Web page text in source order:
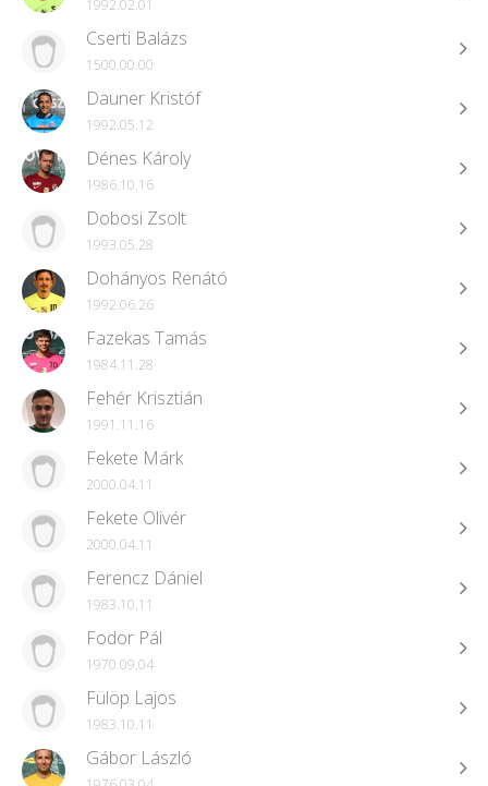
1992.02.01
Cserti Balázs
1500.00.00
Dauner Kristóf
1992.05.12
Dénes Károly
1986.10.16
Dobosi Zsolt
1993.05.28
Dohányos Renátó
1992.06.26
Fazekas Tamás
1984.11.28
Fehér Krisztián
1991.11.16
Fekete Márk
2000.04.11
Fekete Olivér
2000.04.11
Ferencz Dániel
1983.10.11
Fodor Pál
1970.09.04
Fülöp Lajos
1983.10.11
Gábor László